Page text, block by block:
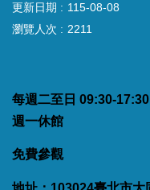
更新日期
115-08-08
瀏覽人次
2211
每週二至日 09:30-
週一休館
免費參觀